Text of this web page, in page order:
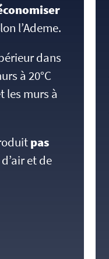
l’Ademe.
dans
à 20°C
les murs à
pas
et de